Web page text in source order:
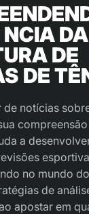
DA
DE
DE
de notícias
a
no mundo
de
apostar em